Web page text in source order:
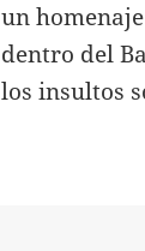
un
dentro del
los insultos